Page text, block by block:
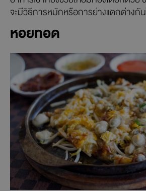
จะมีวิธีการหมักหรือการย่างแตกต่างกั
หอยทอด